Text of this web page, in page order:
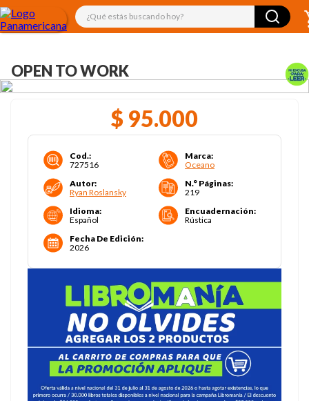
¿Qué estás buscando hoy?
OPEN TO WORK
$ 95.000
Cod.:
727516
Marca:
Oceano
Autor:
Ryan Roslansky
N.° Páginas:
219
Idioma:
Español
Encuadernación:
Rústica
Fecha De Edición:
2026